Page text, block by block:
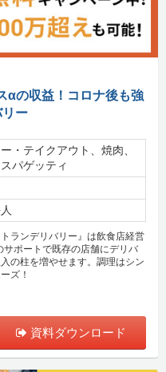
αの収益！コロナ後も強
ー
・テイクアウト、焼肉、
パゲッティ
ランデリバリー』は飲食店経営
ポートで既存の店舗にデリバ
の柱を増やせます。調理はシン
ズ！
資料ダウンロード